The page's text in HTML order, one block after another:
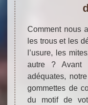
Comment nous
les trous et les
l’usure, les
autre ? Avant
adéquates,
gommettes de
du motif de